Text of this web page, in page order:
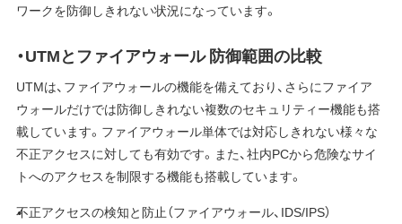
ワークを防御しきれない状況になっています。
・UTMとファイアウォール 防御範囲の比較
UTMは、ファイアウォールの機能を備えており、さらにファイア
ウォールだけでは防御しきれない複数のセキュリティー機能も搭
載しています。ファイアウォール単体では対応しきれない様々な
不正アクセスに対しても有効です。また、社内PCから危険なサイ
トへのアクセスを制限する機能も搭載しています。
不正アクセスの検知と防止（ファイアウォール、IDS/IPS）